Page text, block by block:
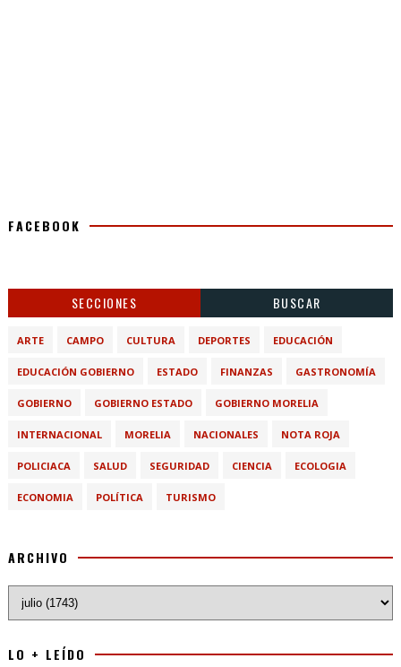
FACEBOOK
SECCIONES BUSCAR
ARTE CAMPO CULTURA DEPORTES EDUCACIÓN
EDUCACIÓN GOBIERNO ESTADO FINANZAS GASTRONOMÍA
GOBIERNO GOBIERNO ESTADO GOBIERNO MORELIA
INTERNACIONAL MORELIA NACIONALES NOTA ROJA
POLICIACA SALUD SEGURIDAD CIENCIA ECOLOGIA
ECONOMIA POLÍTICA TURISMO
ARCHIVO
LO + LEÍDO